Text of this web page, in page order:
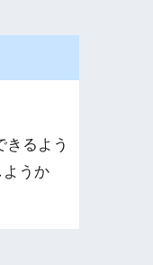
きるよう
うか